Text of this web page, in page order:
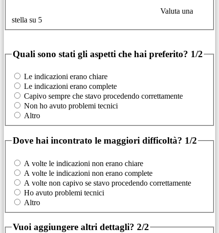
Valuta una
stella su 5
Quali sono stati gli aspetti che hai preferito? 1/2
Le indicazioni erano chiare
Le indicazioni erano complete
Capivo sempre che stavo procedendo correttamente
Non ho avuto problemi tecnici
Altro
Dove hai incontrato le maggiori difficoltà? 1/2
A volte le indicazioni non erano chiare
A volte le indicazioni non erano complete
A volte non capivo se stavo procedendo correttamente
Ho avuto problemi tecnici
Altro
Vuoi aggiungere altri dettagli? 2/2